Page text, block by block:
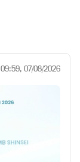
09:59, 07/08/2026